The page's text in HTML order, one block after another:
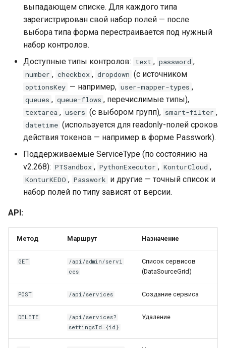
вложенных файлов
Сопоставление
реквизитов и события
синхронизации
Связанные документы
выпадающем списке. Для каждого типа
зарегистрирован свой набор полей — после
выбора типа форма перестраивается под нужный
набор контролов.
Доступные типы контролов: text , password ,
number , checkbox , dropdown (с источником
optionsKey — например, user-mapper-types ,
queues , queue-flows , перечислимые типы),
textarea , users (с выбором групп), smart-filter ,
datetime (используется для readonly-полей сроков
действия токенов — например в форме Passwork).
Поддерживаемые ServiceType (по состоянию на
v2.268): PTSandbox , PythonExecutor , KonturCloud ,
KonturKEDO , Passwork и другие — точный список и
набор полей по типу зависят от версии.
API:
Метод Маршрут Назначение
GET
/api/admin/servi
ces
Список сервисов
(DataSourceGrid)
POST /api/services Создание сервиса
DELETE
/api/services?
settingsId={id}
Удаление